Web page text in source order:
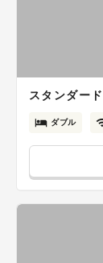
スタンダー
ダブル